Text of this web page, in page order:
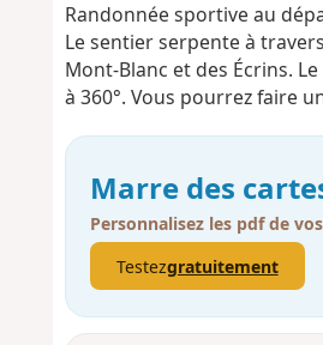
Randonnée sportive au
Le sentier serpente à
Mont-Blanc et des Écrins.
à 360°. Vous pourrez faire
Marre des
Personnalisez les pdf de
Testezgratuitement